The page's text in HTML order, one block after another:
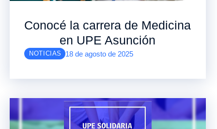
Conocé la carrera de Medicina
en UPE Asunción
NOTICIAS 18 de agosto de 2025